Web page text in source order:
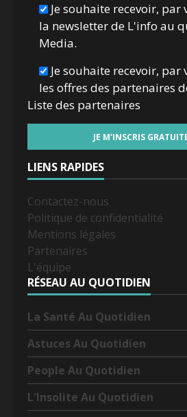
Je souhaite recevoir,
la newsletter de L'info au
Media.
Je souhaite recevoir,
les offres des partenaires
Liste des partenaires
LIENS RAPIDES
Contactez-nous
Politique de confidentialité
Mentions légales
Partenaires
L'équipe
RÉSEAU AU QUOTIDIEN
La Santé Au Quotidien
Astuces Au Quotidien
People Au Quotidien
L'Insolite Au Quotidien